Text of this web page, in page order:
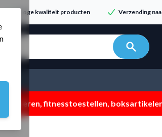
Hoge kwaliteit producten Verzending
vloeren, fitnesstoestellen,